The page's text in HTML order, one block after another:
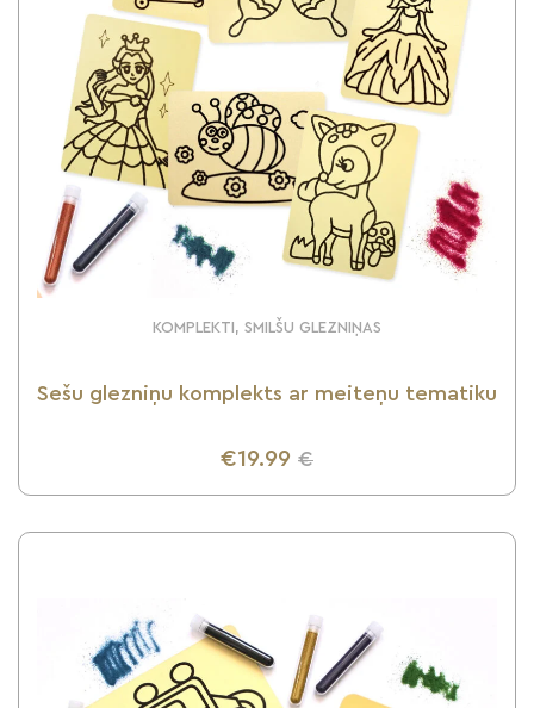
KOMPLEKTI, SMILŠU GLEZNIŅAS
Sešu glezniņu komplekts ar meiteņu tematiku
€19.99 €
UZZINI VAIRĀK